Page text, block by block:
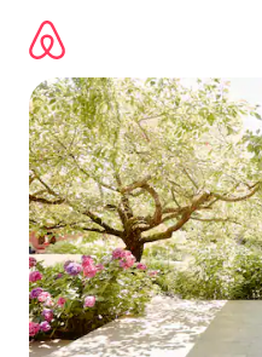
kwenda
kwenye
maudhui